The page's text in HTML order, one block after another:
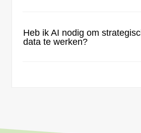
Heb ik AI nodig om
data te werken?